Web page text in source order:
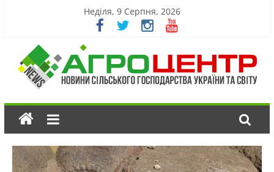
Неділя, 9 Серпня, 2026